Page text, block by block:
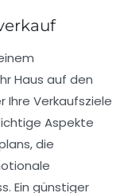
Haus auf den
Ihre Verkaufsziele
Aspekte
die
Ein günstiger